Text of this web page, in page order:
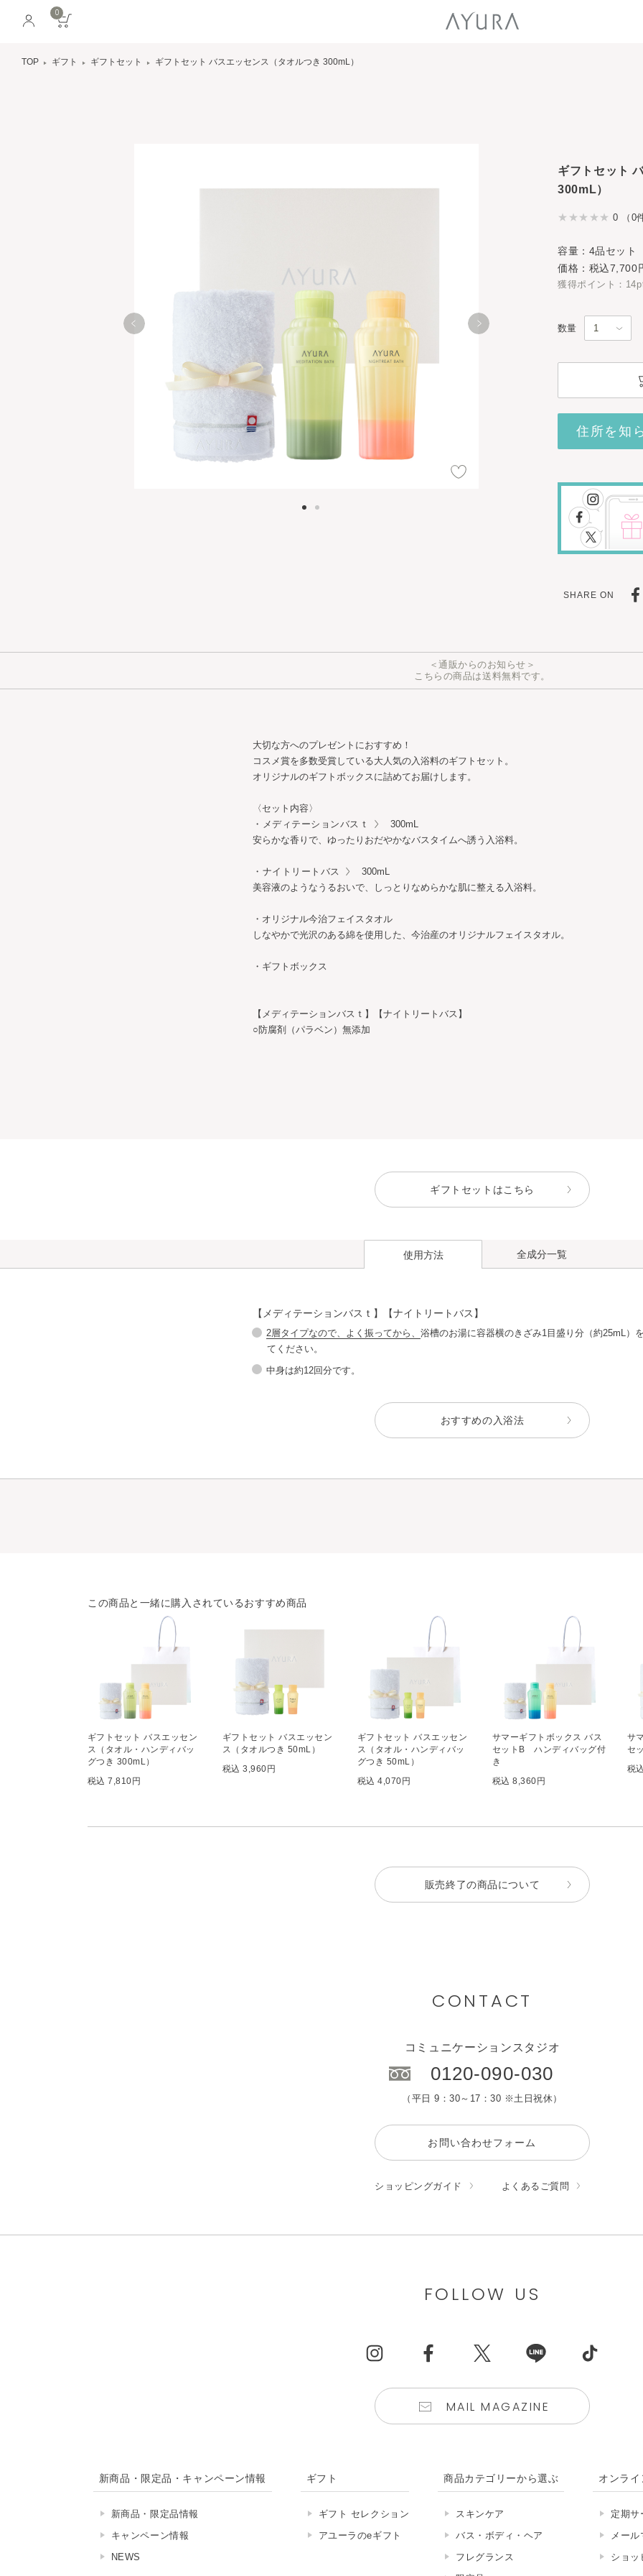
0
TOP ギフト ギフトセット ギフトセット バスエッセンス（タオルつき 300mL）
ギフトセット
300mL）
0 （0
＜通販からのお知らせ＞
こちらの商品は送料無料です。
大切な方へのプレゼントにおすすめ！
コスメ賞を多数受賞している大人気の入浴料のギフトセット。
オリジナルのギフトボックスに詰めてお届けします。
〈セット内容〉
・メディテーションバスｔ
300mL
安らかな香りで、ゆったりおだやかなバスタイムへ誘う入浴料。
・ナイトリートバス
300mL
美容液のようなうるおいで、しっとりなめらかな肌に整える入浴料。
・オリジナル今治フェイスタオル
しなやかで光沢のある綿を使用した、今治産のオリジナルフェイスタオル。
・ギフトボックス
【メディテーションバスｔ】【ナイトリートバス】
○防腐剤（パラベン）無添加
容量：4品セット
価格：税込7,700
獲得ポイント：
数量
住所を知
SHARE ON
ギフトセットはこちら
使用方法
【メディテーションバスｔ】【ナイトリートバス】
2層タイプなので、よく振ってから、浴槽のお湯に容器横のきざみ1目盛り分（約25mL）
てください。
中身は約12回分です。
おすすめの入浴法
全成分一覧
この商品と一緒に購入されているおすすめ商品
ギフトセット バスエッセン
ス（タオル・ハンディバッ
グつき 300mL）
税込 7,810円
ギフトセット バスエッセン
ス（タオルつき 50mL）
税込 3,960円
ギフトセット バスエッセン
ス（タオル・ハンディバッ
グつき 50mL）
税込 4,070円
サマーギフトボックス バス
セットB ハンディバッグ付
き
税込 8,360円
サ
セ
税
販売終了の商品について
CONTACT
コミュニケーションスタジオ
0120-090-030
（平日 9：30～17：30 ※土日祝休）
お問い合わせフォーム
ショッピングガイド よくあるご質問
FOLLOW US
MAIL MAGAZINE
新商品・限定品・キャンペーン情報
新商品・限定品情報
キャンペーン情報
NEWS
ギフト
ギフト セレクション
アユーラのeギフト
商品カテゴリーから選ぶ
スキンケア
バス・ボディ・ヘア
フレグランス
オンラ
定期サ
メール
ショッ